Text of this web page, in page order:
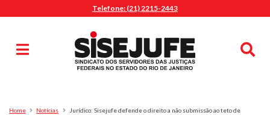
Telefone: (21) 2215-2443
Pesquisa
Home Notícias
Jurídico: Sisejufe defende o direito a não submissão ao teto de
MENU
Sindicalize-se